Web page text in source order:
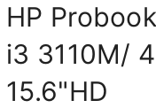
HP
i3 3110M/
15.6"HD